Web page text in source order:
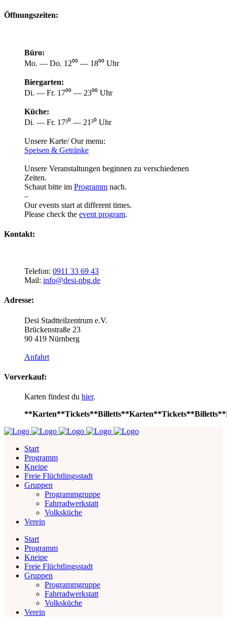
Öffnungszeiten:
Büro:
Mo. — Do. 12⁰⁰ — 18⁰⁰ Uhr
Biergarten:
Di. — Fr. 17⁰⁰ — 23⁰⁰ Uhr
Küche:
Di. — Fr. 17³⁰ — 21³⁰ Uhr
Unsere Karte/ Our menu:
Speisen & Getränke
Unsere Veranstaltungen beginnen zu verschiedenen
Zeiten.
Schaut bitte im Programm nach.
–
Our events start at different times.
Please check the event program.
Kontakt:
Telefon: 0911 33 69 43
Mail: info@desi-nbg.de
Adresse:
Desi Stadtteilzentrum e.V.
Brückenstraße 23
90 419 Nürnberg
Anfahrt
Vorverkauf:
Karten findest du hier.
Start
Programm
Kneipe
Freie Flüchtlingsstadt
Gruppen
Programmgruppe
Fahrradwerkstatt
Volksküche
Verein
Start
Programm
Kneipe
Freie Flüchtlingsstadt
Gruppen
Programmgruppe
Fahrradwerkstatt
Volksküche
Verein